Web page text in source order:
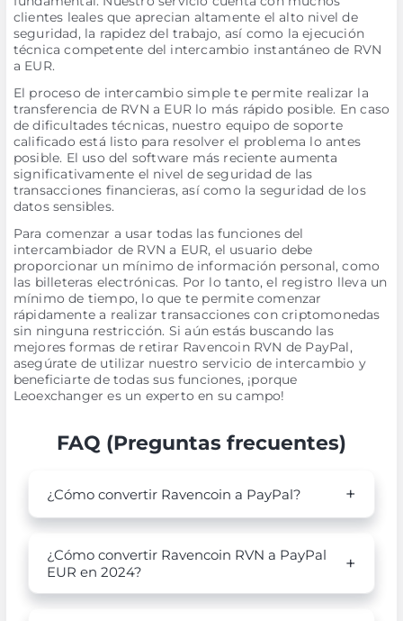
clientes leales que aprecian altamente el alto nivel de
seguridad, la rapidez del trabajo, así como la ejecución
técnica competente del intercambio instantáneo de RVN
a EUR.
El proceso de intercambio simple te permite realizar la
transferencia de RVN a EUR lo más rápido posible. En caso
de dificultades técnicas, nuestro equipo de soporte
calificado está listo para resolver el problema lo antes
posible. El uso del software más reciente aumenta
significativamente el nivel de seguridad de las
transacciones financieras, así como la seguridad de los
datos sensibles.
Para comenzar a usar todas las funciones del
intercambiador de RVN a EUR, el usuario debe
proporcionar un mínimo de información personal, como
las billeteras electrónicas. Por lo tanto, el registro lleva un
mínimo de tiempo, lo que te permite comenzar
rápidamente a realizar transacciones con criptomonedas
sin ninguna restricción. Si aún estás buscando las
mejores formas de retirar Ravencoin RVN de PayPal,
asegúrate de utilizar nuestro servicio de intercambio y
beneficiarte de todas sus funciones, ¡porque
Leoexchanger es un experto en su campo!
FAQ (Preguntas frecuentes)
¿Cómo convertir Ravencoin a PayPal?
¿Cómo convertir Ravencoin RVN a PayPal
EUR en 2024?